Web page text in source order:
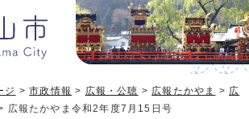
ジ >市政情報 > 広報・公聴 > 広報たかやま > 広
広報たかやま令和2年度7月15日号